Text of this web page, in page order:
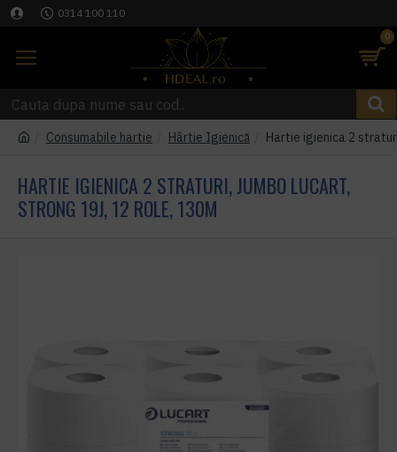
0314 100 110
0
Consumabile hartie Hârtie Igienică Hartie igienica 2
HARTIE IGIENICA 2 STRATURI, JUMBO LUCART,
STRONG 19J, 12 ROLE, 130M